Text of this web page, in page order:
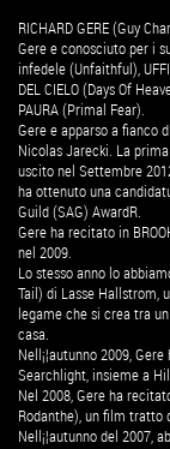
RICHARD GERE (Guy
Gere e conosciuto per i
infedele (Unfaithful),
DEL CIELO (Days Of
PAURA (Primal Fear).
Gere e apparso a fianco
Nicolas Jarecki. La
uscito nel Settembre
ha ottenuto una
Guild (SAG) AwardR.
Gere ha recitato in
nel 2009.
Lo stesso anno lo
Tail) di Lasse Hallstrom,
legame che si crea tra
casa.
Nell¡¦autunno 2009,
Searchlight, insieme a
Nel 2008, Gere ha
Rodanthe), un film tratto
Nell¡¦autunno del 2007,